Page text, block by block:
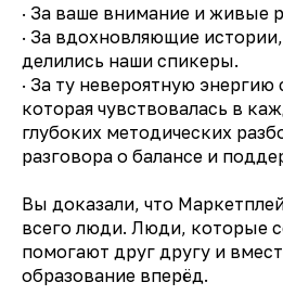
· За ваше внимание и живые
· За вдохновляющие
делились наши спикеры.
· За ту невероятную
которая чувствовалась в
глубоких методических
разговора о балансе и
Вы доказали, что
всего люди. Люди, которые
помогают друг другу и
образование вперёд.